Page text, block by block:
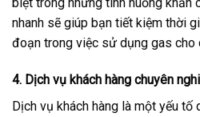
nhanh sẽ giúp bạn tiết kiệm thời
đoạn trong việc sử dụng gas cho
4. Dịch vụ khách hàng chuyên
Dịch vụ khách hàng là một yếu tố